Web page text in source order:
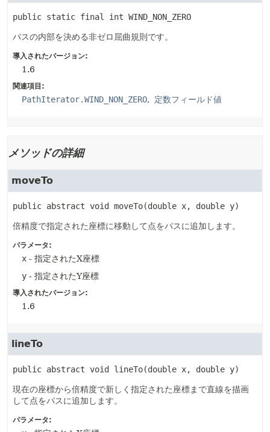
public static final int WIND_NON_ZERO
パスの内部を決める非ゼロ屈曲規則です。
導入されたバージョン:
1.6
関連項目:
PathIterator.WIND_NON_ZERO 定数フィールド値
メソッドの詳細
moveTo
public abstract void moveTo(double x, double y)
倍精度で指定された座標に移動して点をパスに追加します。
パラメータ:
x - 指定されたX座標
y - 指定されたY座標
導入されたバージョン:
1.6
lineTo
public abstract void lineTo(double x, double y)
現在の座標から倍精度で新しく指定された座標まで直線を描画
して点をパスに追加します。
パラメータ: